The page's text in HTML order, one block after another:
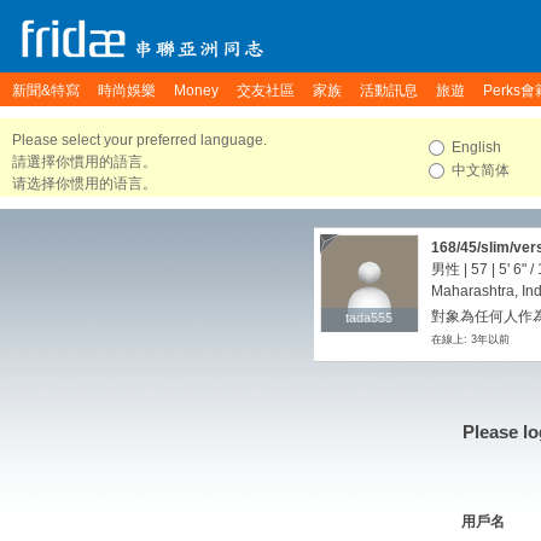
新聞&特寫 時尚娛樂 Money 交友社區 家族 活動訊息 旅遊 Perks會
Please select your preferred language.
請選擇你慣用的語言。
请选择你惯用的语言。
English
中文简体
tada555
tada555
168/45/slim/
男性 | 57 | 5' 6" /
Maharashtra,
對象為任何人作
在線上: 3年以前
Please
用戶名